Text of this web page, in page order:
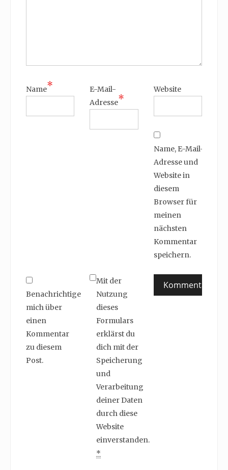
Name*
E-Mail-
Adresse*
Website
Name, E-Mail-
Adresse und
Website in
diesem
Browser für
meinen
nächsten
Kommentar
speichern.
Benachrichtige
mich über
einen
Kommentar
zu diesem
Post.
Mit der
Nutzung
dieses
Formulars
erklärst du
dich mit der
Speicherung
und
Verarbeitung
deiner Daten
durch diese
Website
einverstanden.
*